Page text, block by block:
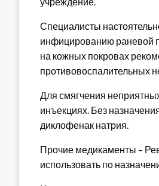
Специалисты
инфицированию раневой
на кожных покровах
противовоспалительных
Для смягчения
инъекциях. Без
диклофенак натрия.
Прочие медикаменты –
использовать по